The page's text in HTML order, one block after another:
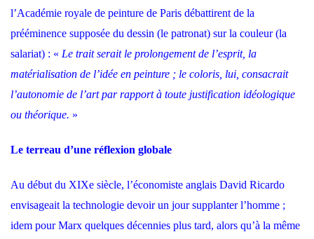
l’Académie royale de peinture de Paris débattirent de la
prééminence supposée du dessin (le patronat) sur la couleur (la
salariat) : « Le trait serait le prolongement de l’esprit, la
matérialisation de l’idée en peinture ; le coloris, lui, consacrait
l’autonomie de l’art par rapport à toute justification idéologique
ou théorique. »
Le terreau d’une réflexion globale
Au début du XIXe siècle, l’économiste anglais David Ricardo
envisageait la technologie devoir un jour supplanter l’homme ;
idem pour Marx quelques décennies plus tard, alors qu’à la même